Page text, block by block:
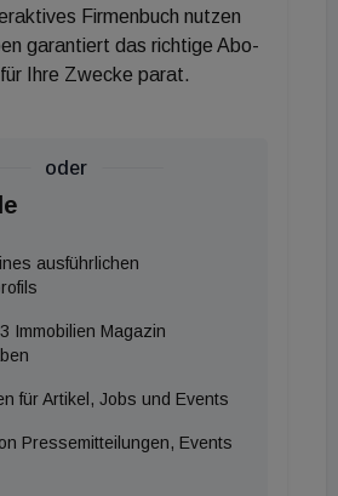
darauf, an diesem Standort
ab knapp elf Euro pro
- das ist gerade im
"Ich freue mich sehr, dass mit
Rivus Vivere ein
Wohnangebot in unserem
so Bezirksvorsteher Gerald
Firmenbuch nutzen
garantiert das richtige Abo-
Ihre Zwecke parat.
oder
ausführlichen
Immobilien Magazin
für Artikel, Jobs und Events
Pressemitteilungen, Events